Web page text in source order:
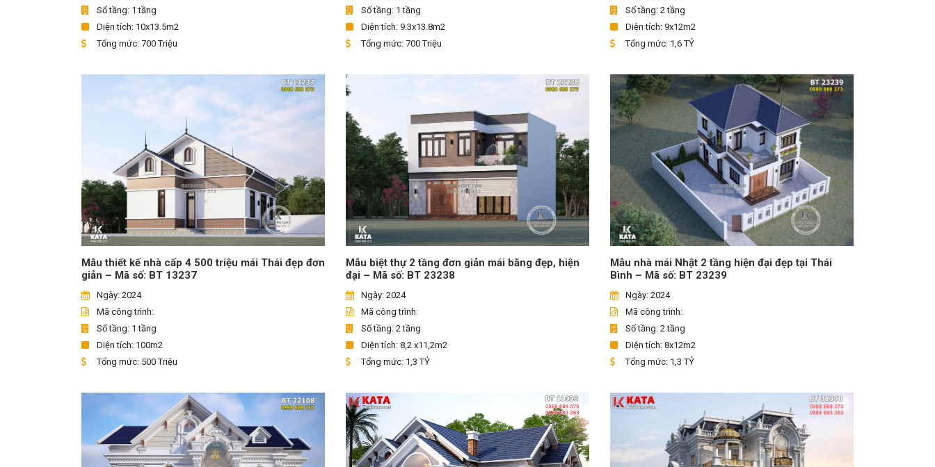
Số tầng: 1 tầng
Diện tích: 10x13.5m2
Tổng mức: 700 Triệu
Số tầng: 1 tầng
Diện tích: 9.3x13.8m2
Tổng mức: 700 Triệu
Số tầng: 2 tầng
Diện tích: 9x12m2
Tổng mức: 1,6 TỶ
Mẫu thiết kế nhà cấp 4 500 triệu mái Thái đẹp đơn
giản – Mã số: BT 13237
Ngày: 2024
Mã công trình:
Số tầng: 1 tầng
Diện tích: 100m2
Tổng mức: 500 Triệu
Mẫu biệt thự 2 tầng đơn giản mái bằng đẹp, hiện
đại – Mã số: BT 23238
Ngày: 2024
Mã công trình:
Số tầng: 2 tầng
Diện tích: 8,2 x11,2m2
Tổng mức: 1,3 TỶ
Mẫu nhà mái Nhật 2 tầng hiện đại đẹp tại Thái
Bình – Mã số: BT 23239
Ngày: 2024
Mã công trình:
Số tầng: 2 tầng
Diện tích: 8x12m2
Tổng mức: 1,3 TỶ